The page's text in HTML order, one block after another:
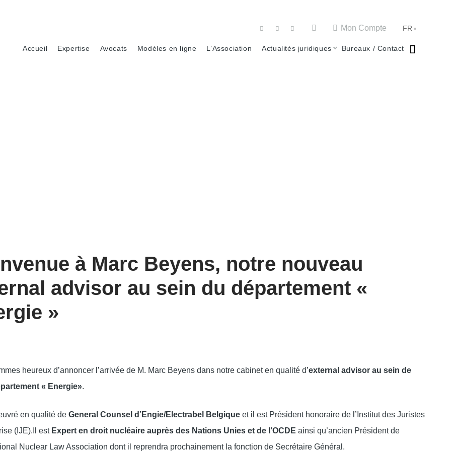
FR
Mon Compte
Accueil Expertise Avocats Modèles en ligne L’Association Actualités juridiques Bureaux / Contact
à Marc Beyens, notre nouveau
advisor au sein du département «
»
heureux d’annoncer l’arrivée de M. Marc Beyens dans notre cabinet en qualité d’external advisor au sein de
« Energie».
en qualité de General Counsel d’Engie/Electrabel Belgique et il est Président honoraire de l’Institut des Juristes
(IJE).Il est Expert en droit nucléaire auprès des Nations Unies et de l’OCDE ainsi qu’ancien Président de
Nuclear Law Association dont il reprendra prochainement la fonction de Secrétaire Général.